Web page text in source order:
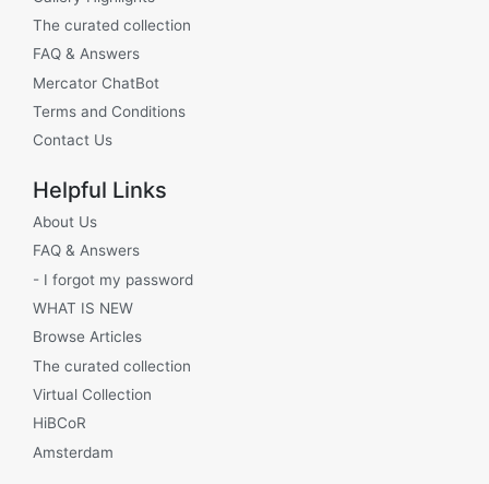
The curated collection
FAQ & Answers
Mercator ChatBot
Terms and Conditions
Contact Us
Helpful Links
About Us
FAQ & Answers
- I forgot my password
WHAT IS NEW
Browse Articles
The curated collection
Virtual Collection
HiBCoR
Amsterdam